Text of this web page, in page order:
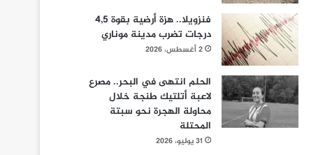
فنزويلا.. هزة أرضية بقوة 4,5
درجات تضرب مدينة موناري
2 أغسطس، 2026
الحلم انتهى في البحر.. مصرع
لاعبة أتلتيك طنجة خلال
محاولة الهجرة نحو سبتة
المحتلة
31 يوليو، 2026